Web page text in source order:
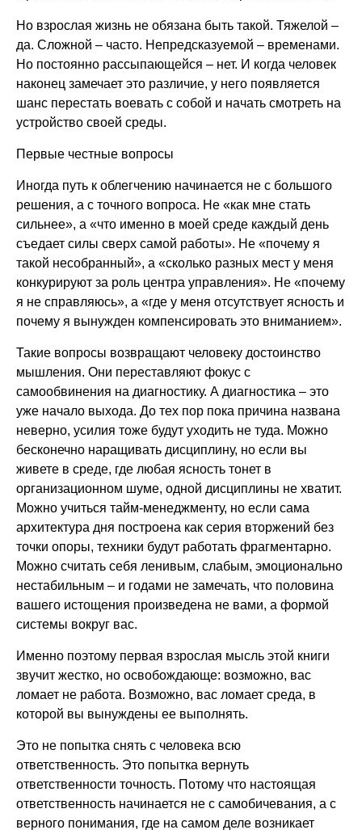
Но взрослая жизнь не обязана быть такой. Тяжелой –
да. Сложной – часто. Непредсказуемой – временами.
Но постоянно рассыпающейся – нет. И когда человек
наконец замечает это различие, у него появляется
шанс перестать воевать с собой и начать смотреть на
устройство своей среды.
Первые честные вопросы
Иногда путь к облегчению начинается не с большого
решения, а с точного вопроса. Не «как мне стать
сильнее», а «что именно в моей среде каждый день
съедает силы сверх самой работы». Не «почему я
такой несобранный», а «сколько разных мест у меня
конкурируют за роль центра управления». Не «почему
я не справляюсь», а «где у меня отсутствует ясность и
почему я вынужден компенсировать это вниманием».
Такие вопросы возвращают человеку достоинство
мышления. Они переставляют фокус с
самообвинения на диагностику. А диагностика – это
уже начало выхода. До тех пор пока причина названа
неверно, усилия тоже будут уходить не туда. Можно
бесконечно наращивать дисциплину, но если вы
живете в среде, где любая ясность тонет в
организационном шуме, одной дисциплины не хватит.
Можно учиться тайм-менеджменту, но если сама
архитектура дня построена как серия вторжений без
точки опоры, техники будут работать фрагментарно.
Можно считать себя ленивым, слабым, эмоционально
нестабильным – и годами не замечать, что половина
вашего истощения произведена не вами, а формой
системы вокруг вас.
Именно поэтому первая взрослая мысль этой книги
звучит жестко, но освобождающе: возможно, вас
ломает не работа. Возможно, вас ломает среда, в
которой вы вынуждены ее выполнять.
Это не попытка снять с человека всю
ответственность. Это попытка вернуть
ответственности точность. Потому что настоящая
ответственность начинается не с самобичевания, а с
верного понимания, где на самом деле возникает